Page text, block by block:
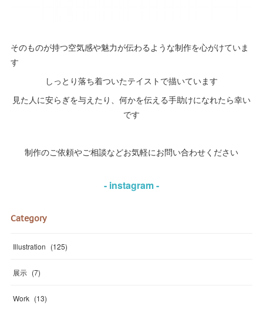
そのものが持つ空気感や魅力が伝わるような制作を心がけていま
す
しっとり落ち着ついたテイストで描いています
見た人に安らぎを与えたり、何かを伝える手助けになれたら幸い
です
制作のご依頼やご相談などお気軽にお問い合わせください
- instagram -
Category
Illustration (125)
展示 (7)
Work (13)